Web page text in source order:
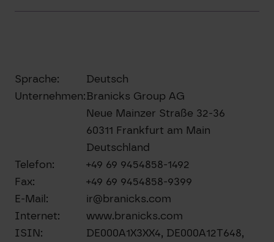
Sprache:
Deutsch
Unternehmen:Branicks Group AG
Neue Mainzer Straße 32-36
60311 Frankfurt am Main
Deutschland
Telefon:
+49 69 9454858-1492
Fax:
+49 69 9454858-9399
E-Mail:
ir@branicks.com
Internet:
www.branicks.com
ISIN:
DE000A1X3XX4, DE000A12T648,